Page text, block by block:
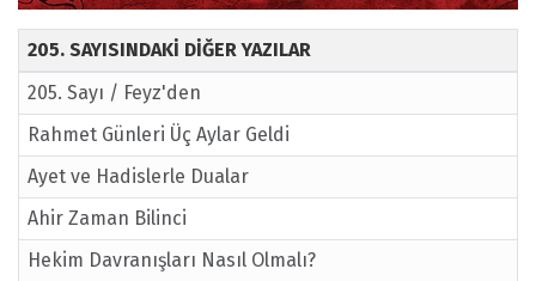
205. SAYISINDAKİ DİĞER YAZILAR
205. Sayı / Feyz'den
Rahmet Günleri Üç Aylar Geldi
Ayet ve Hadislerle Dualar
Ahir Zaman Bilinci
Hekim Davranışları Nasıl Olmalı?